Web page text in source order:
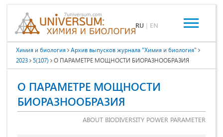
RU | EN
Химия и биология
Архив выпусков журнала "Химия и биология"
2023
5(107) О ПАРАМЕТРЕ МОЩНОСТИ БИОРАЗНООБРАЗИЯ
О ПАРАМЕТРЕ МОЩНОСТИ
БИОРАЗНООБРАЗИЯ
ABOUT BIODIVERSITY POWER PARAMETER